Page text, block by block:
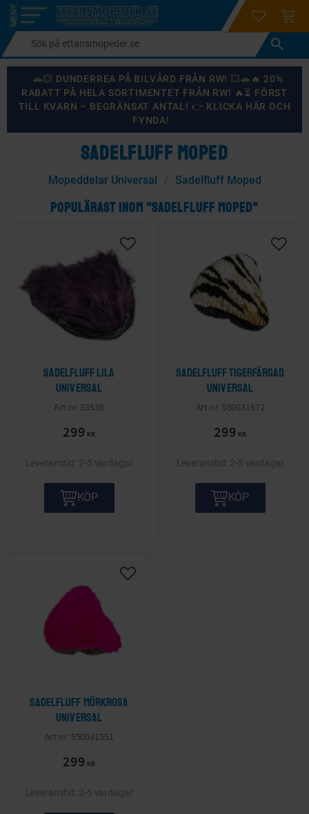
Meny
login
🚗💥 DUNDERREA PÅ BILVÅRD FRÅN RW! 💥🚗🔥 20%
RABATT PÅ HELA SORTIMENTET FRÅN RW! 🔥⏳ FÖRST
TILL KVARN – BEGRÄNSAT ANTAL! 👉 KLICKA HÄR OCH
FYNDA!
SADELFLUFF MOPED
Mopeddelar Universal Sadelfluff Moped
POPULÄRAST INOM "SADELFLUFF MOPED"
Sadelfluff lila
Universal
33536
299 KR
2-5 vardagar
KÖP
Sadelfluff Tigerfärgad
Universal
550031672
299 KR
2-5 vardagar
KÖP
Sadelfluff mörkrosa
Universal
550031551
299 KR
2-5 vardagar